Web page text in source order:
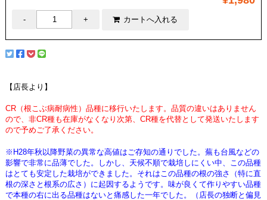
【店長より】
CR（根こぶ病耐病性）品種に移行いたします。品質の違いはありません
ので、非CR種も在庫がなくなり次第、CR種を代替として発送いたします
ので予めご了承ください。
※H28年秋以降野菜の異常な高値はご存知の通りでした。蕪も台風などの
影響で非常に品薄でした。しかし、天候不順で栽培しにくい中、この品種
はとても安定した栽培ができました。それはこの品種の根の強さ（特に直
根の深さと根系の広さ）に起因するようです。味が良くて作りやすい品種
で本種の右に出る品種はないと痛感した一年でした。（店長の独断と偏見